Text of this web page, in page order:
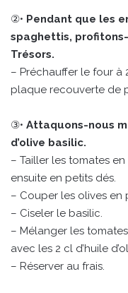
②• Pendant que les
spaghettis,
Trésors.
– Préchauffer le four à
plaque recouverte de
③• Attaquons-nous
d’olive basilic.
– Tailler les tomates
ensuite en petits dés.
– Couper les olives en
– Ciseler le basilic.
– Mélanger les
avec les 2 cl d’huile
– Réserver au frais.